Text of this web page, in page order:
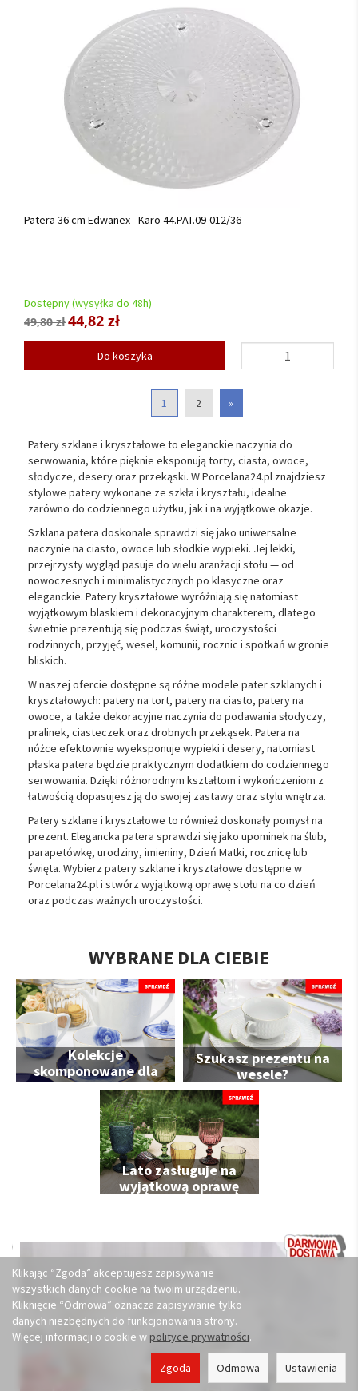
Patera 36 cm Edwanex - Karo 44.PAT.09-012/36
Dostępny (wysyłka do 48h)
49,80 zł44,82 zł
Do koszyka
1 2 »
Patery szklane i kryształowe to eleganckie naczynia do
serwowania, które pięknie eksponują torty, ciasta, owoce,
słodycze, desery oraz przekąski. W Porcelana24.pl znajdziesz
stylowe patery wykonane ze szkła i kryształu, idealne
zarówno do codziennego użytku, jak i na wyjątkowe okazje.
Szklana patera doskonale sprawdzi się jako uniwersalne
naczynie na ciasto, owoce lub słodkie wypieki. Jej lekki,
przejrzysty wygląd pasuje do wielu aranżacji stołu — od
nowoczesnych i minimalistycznych po klasyczne oraz
eleganckie. Patery kryształowe wyróżniają się natomiast
wyjątkowym blaskiem i dekoracyjnym charakterem, dlatego
świetnie prezentują się podczas świąt, uroczystości
rodzinnych, przyjęć, wesel, komunii, rocznic i spotkań w gronie
bliskich.
W naszej ofercie dostępne są różne modele pater szklanych i
kryształowych: patery na tort, patery na ciasto, patery na
owoce, a także dekoracyjne naczynia do podawania słodyczy,
pralinek, ciasteczek oraz drobnych przekąsek. Patera na
nóżce efektownie wyeksponuje wypieki i desery, natomiast
płaska patera będzie praktycznym dodatkiem do codziennego
serwowania. Dzięki różnorodnym kształtom i wykończeniom z
łatwością dopasujesz ją do swojej zastawy oraz stylu wnętrza.
Patery szklane i kryształowe to również doskonały pomysł na
prezent. Elegancka patera sprawdzi się jako upominek na ślub,
parapetówkę, urodziny, imieniny, Dzień Matki, rocznicę lub
święta. Wybierz patery szklane i kryształowe dostępne w
Porcelana24.pl i stwórz wyjątkową oprawę stołu na co dzień
oraz podczas ważnych uroczystości.
WYBRANE DLA CIEBIE
Kolekcje
skomponowane dla
Ciebie
Szukasz prezentu na
wesele?
Lato zasługuje na
wyjątkową oprawę
Klikając “Zgoda” akceptujesz zapisywanie
wszystkich danych cookie na twoim urządzeniu.
Kliknięcie “Odmowa” oznacza zapisywanie tylko
danych niezbędnych do funkcjonowania strony.
Więcej informacji o cookie w polityce prywatności.
Ustawienia
Odmowa
Zgoda